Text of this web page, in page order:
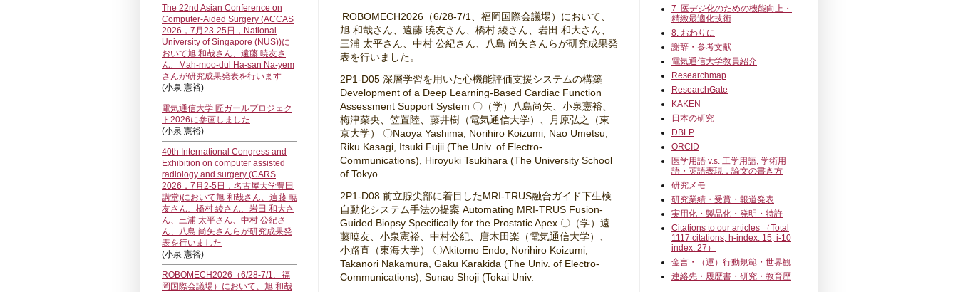
ROBOMECH2026（6/28-7/1、福岡国際会議場）において、
旭 和哉さん、遠藤 暁友さん、橋村 綾さん、岩田 和大さん、
三浦 太平さん、中村 公紀さん、八島 尚矢さんらが研究成果発
表を行いました。
2P1-D05 深層学習を用いた心機能評価支援システムの構築
Development of a Deep Learning-Based Cardiac Function
Assessment Support System 〇（学）八島尚矢、小泉憲裕、
梅津菜央、笠置陸、藤井樹（電気通信大学）、月原弘之（東
京大学） 〇Naoya Yashima, Norihiro Koizumi, Nao Umetsu,
Riku Kasagi, Itsuki Fujii (The Univ. of Electro-
Communications), Hiroyuki Tsukihara (The University School
of Tokyo
2P1-D08 前立腺尖部に着目したMRI-TRUS融合ガイド下生検
自動化システム手法の提案 Automating MRI-TRUS Fusion-
Guided Biopsy Specifically for the Prostatic Apex 〇（学）遠
藤暁友、小泉憲裕、中村公紀、唐木田楽（電気通信大学）、
小路直（東海大学） 〇Akitomo Endo, Norihiro Koizumi,
Takanori Nakamura, Gaku Karakida (The Univ. of Electro-
Communications), Sunao Shoji (Tokai Univ.
The 22nd Asian Conference on
Computer-Aided Surgery (ACCAS
2026，7月23-25日，National
University of Singapore (NUS))に
おいて旭 和哉さん、遠藤 暁友さ
ん、Mah-moo-dul Ha-san Na-yem
さんが研究成果発表を行います
(小泉 憲裕)
電気通信大学 匠ガールプロジェク
ト2026に参画しました
(小泉 憲裕)
40th International Congress and
Exhibition on computer assisted
radiology and surgery (CARS
2026，7月2-5日，名古屋大学豊田
講堂)において旭 和哉さん、遠藤 暁
友さん、橋村 綾さん、岩田 和大さ
ん、三浦 太平さん、中村 公紀さ
ん、八島 尚矢さんらが研究成果発
表を行いました
(小泉 憲裕)
ROBOMECH2026（6/28-7/1、福
岡国際会議場）において、旭 和哉
7. 医デジ化のための機能向上・
精緻最適化技術
8. おわりに
謝辞・参考文献
電気通信大学教員紹介
Researchmap
ResearchGate
KAKEN
日本の研究
DBLP
ORCID
医学用語 v.s. 工学用語, 学術用
語・英語表現，論文の書き方
研究メモ
研究業績・受賞・報道発表
実用化・製品化・発明・特許
Citations to our articles （Total
1117 citations, h-index: 15, i-10
index: 27）
金言・（運）行動規範・世界観
連絡先・履歴書・研究・教育歴